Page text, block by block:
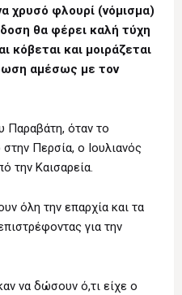
χρυσό φλουρί (νόμισμα)
θα φέρει καλή τύχη
κόβεται και μοιράζεται
αμέσως με τον
Παραβάτη, όταν το
Περσία, ο Ιουλιανός
την Καισαρεία.
όλη την επαρχία και τα
για την
να δώσουν ό,τι είχε ο